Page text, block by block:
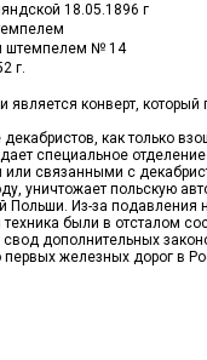
18.05.1896 г
штемпелем № 14
г.
конверт, который
как только
специальное
или связанными с
уничтожает польскую
Из-за подавления
были в отсталом
дополнительных
первых железных дорог в